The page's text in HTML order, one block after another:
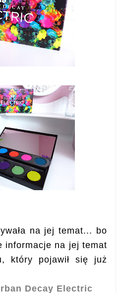
na jej temat... bo
informacje na jej temat
który pojawił się już
Decay Electric